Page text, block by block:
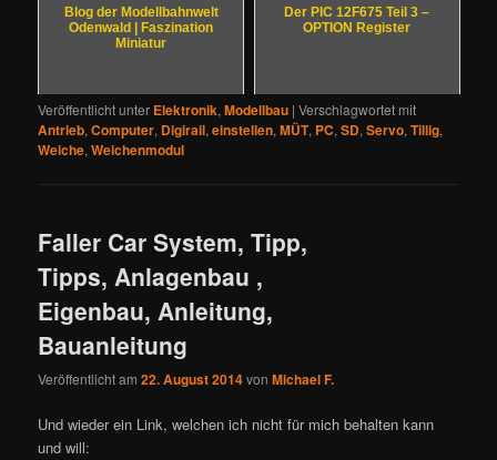
Blog der Modellbahnwelt
Odenwald | Faszination
Miniatur
Der PIC 12F675 Teil 3 –
OPTION Register
Veröffentlicht unter Elektronik,Modellbau |Verschlagwortet mit
Antrieb,Computer, Digirail,einstellen,MÜT, PC,SD,Servo,Tillig,
Weiche,Weichenmodul
Faller Car System, Tipp,
Tipps, Anlagenbau ,
Eigenbau, Anleitung,
Bauanleitung
Veröffentlicht am22. August 2014vonMichael F.
Und wieder ein Link, welchen ich nicht für mich behalten kann
und will: